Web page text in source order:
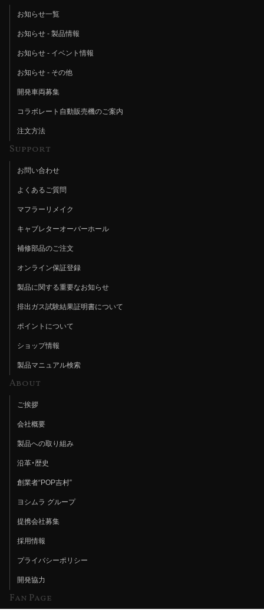
お知らせ一覧
お知らせ - 製品情報
お知らせ - イベント情報
お知らせ - その他
開発車両募集
コラボレート自動販売機のご案内
注文方法
Support
お問い合わせ
よくあるご質問
マフラーリメイク
キャブレターオーバーホール
補修部品のご注文
オンライン保証登録
製品に関する重要なお知らせ
排出ガス試験結果証明書について
ポイントについて
ショップ情報
製品マニュアル検索
About
ご挨拶
会社概要
製品への取り組み
沿革・歴史
創業者“POP吉村”
ヨシムラ グループ
提携会社募集
採用情報
プライバシーポリシー
開発協力
Fan Page